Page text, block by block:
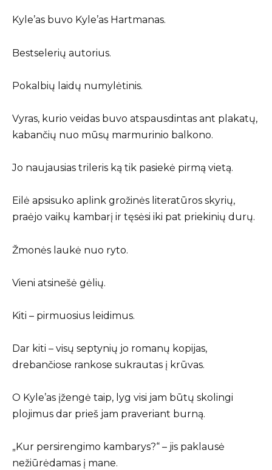
Kyle’as buvo Kyle’as Hartmanas.
Bestselerių autorius.
Pokalbių laidų numylėtinis.
Vyras, kurio veidas buvo atspausdintas ant plakatų,
kabančių nuo mūsų marmurinio balkono.
Jo naujausias trileris ką tik pasiekė pirmą vietą.
Eilė apsisuko aplink grožinės literatūros skyrių,
praėjo vaikų kambarį ir tęsėsi iki pat priekinių durų.
Žmonės laukė nuo ryto.
Vieni atsinešė gėlių.
Kiti – pirmuosius leidimus.
Dar kiti – visų septynių jo romanų kopijas,
drebančiose rankose sukrautas į krūvas.
O Kyle’as įžengė taip, lyg visi jam būtų skolingi
plojimus dar prieš jam praveriant burną.
„Kur persirengimo kambarys?“ – jis paklausė
nežiūrėdamas į mane.